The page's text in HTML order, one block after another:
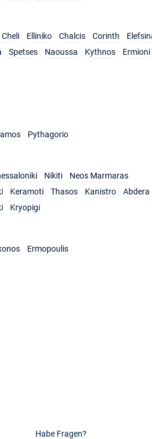
Elliniko Chalcis Corinth
Spetses Naoussa Kythnos Ermioni
Pythagorio
Nikiti
Neos Marmaras
Keramoti Thasos Kanistro
Abdera
Kryopigi
Ermopoulis
Habe Fragen?